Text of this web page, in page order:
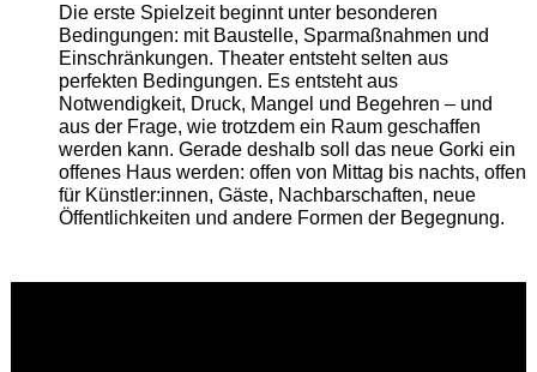
Die erste Spielzeit beginnt unter besonderen
Bedingungen: mit Baustelle, Sparmaßnahmen und
Einschränkungen. Theater entsteht selten aus
perfekten Bedingungen. Es entsteht aus
Notwendigkeit, Druck, Mangel und Begehren – und
aus der Frage, wie trotzdem ein Raum geschaffen
werden kann. Gerade deshalb soll das neue Gorki ein
offenes Haus werden: offen von Mittag bis nachts, offen
für Künstler:innen, Gäste, Nachbarschaften, neue
Öffentlichkeiten und andere Formen der Begegnung.